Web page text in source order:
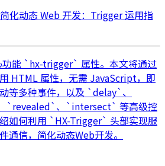
化动态 Web 开发：Trigger 运用指
功能 `hx-trigger` 属性。本文将通过
HTML 属性，无需 JavaScript，即
等多种事件，以及 `delay`、
、`intersect` 等高级控
如何利用 `HX-Trigger` 头部实现服
通信，简化动态Web开发。